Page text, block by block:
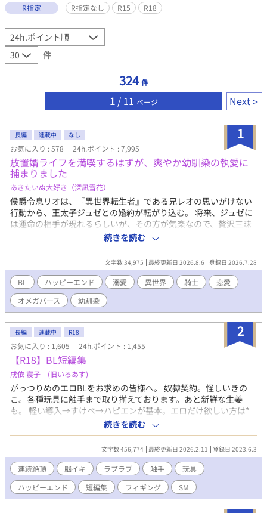
R指定
R指定なし R15 R18
件
324 件
1/ 11 ページ Next
1
長編 連載中 なし
お気に入り : 578 24h.ポイント : 7,995
放置婿ライフを満喫するはずが、爽やか幼馴染の執愛に
捕まりました
あきたいぬ大好き（深凪雪花）
侯爵令息リオは、『異世界転生者』である兄レオの思いがけない
行動から、王太子ジュゼとの婚約が転がり込む。 将来、ジュゼに
は運命の相手が現れるらしいが、その方が気楽なので、贅沢三昧
な後宮暮らしを楽しみにしていた。 十数年後、無事にジュゼに婿
入りして子どもを授かるが、なんと幼馴染に下賜されることにな
続きを読む
文字数 34,975 最終更新日 2026.8.6 登録日 2026.7.28
BL ハッピーエンド 溺愛 異世界 騎士
恋愛
オメガバース
幼馴染
2
長編 連載中 R18
お気に入り : 1,605 24h.ポイント : 1,455
【R18】BL短編集
戌依 寝子 (旧いろあす)
がっつりめのエロBLをお求めの皆様へ。 奴隷契約。怪しいきの
こ。各種玩具に触手まで取り揃えております。あと新鮮な生姜
も。 軽い導入→すけべ→ハピエンが基本。エロだけ欲しい方は*
マークを探してください。 各話の内容を下記よりご参照の上お好
みのお話をお読みいただければと思います。 お気に召すものがあ
りますように。 【のんびり雑談】 →敬語、言葉攻め、強制・連続
絶頂、前立腺、潮吹き 【ロングアイランド・アイスティー】 →甘
め、攻フェラ、誘い受、ハッピーエンド 【家なき子】 →玩具(ロ
ーター、ニプルクリップ、ディルド、ブジー)･前立腺･強制絶頂･
失禁･失神･潮吹き、結腸、尿道、メス堕ち、ハッピーエンド 【冒
険の書】 →ファンタジー、触手、前立腺、時間停止(少)、潮吹
続きを読む
文字数 456,774 最終更新日 2026.2.11 登録日 2023.6.3
連続絶頂 脳イキ ラブラブ 触手
玩具
ハッピーエンド
短編集 フィギング SM